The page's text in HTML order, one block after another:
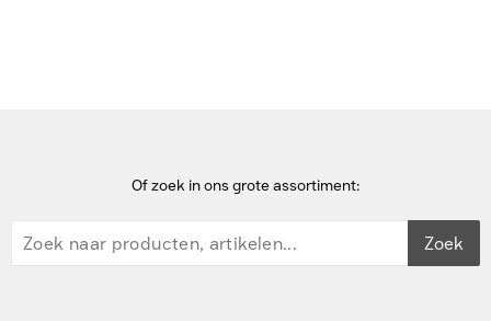
Of zoek in ons grote assortiment:
Zoek